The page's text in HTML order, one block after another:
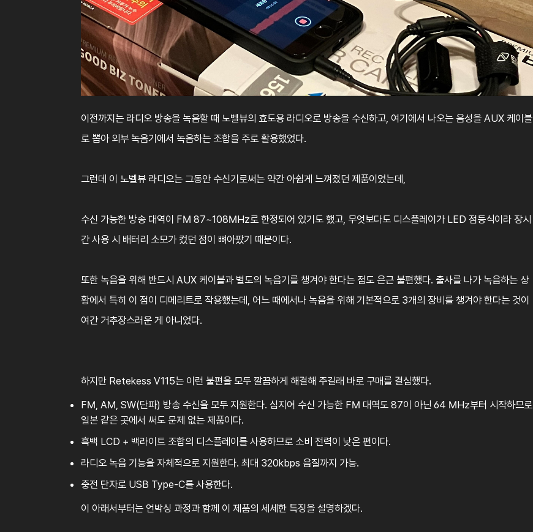
이전까지는 라디오 방송을 녹음할 때 노벨뷰의 효도용 라디오로 방송을 수신하고, 여기에서 나오는 음성을 AUX 케이블
로 뽑아 외부 녹음기에서 녹음하는 조합을 주로 활용했었다.
그런데 이 노벨뷰 라디오는 그동안 수신기로써는 약간 아쉽게 느껴졌던 제품이었는데,
수신 가능한 방송 대역이 FM 87~108MHz로 한정되어 있기도 했고, 무엇보다도 디스플레이가 LED 점등식이라 장시
간 사용 시 배터리 소모가 컸던 점이 뼈아팠기 때문이다.
또한 녹음을 위해 반드시 AUX 케이블과 별도의 녹음기를 챙겨야 한다는 점도 은근 불편했다. 출사를 나가 녹음하는 상
황에서 특히 이 점이 디메리트로 작용했는데, 어느 때에서나 녹음을 위해 기본적으로 3개의 장비를 챙겨야 한다는 것이
여간 거추장스러운 게 아니었다.
하지만 Retekess V115는 이런 불편을 모두 깔끔하게 해결해 주길래 바로 구매를 결심했다.
FM, AM, SW(단파) 방송 수신을 모두 지원한다. 심지어 수신 가능한 FM 대역도 87이 아닌 64 MHz부터 시작하므로
일본 같은 곳에서 써도 문제 없는 제품이다.
흑백 LCD + 백라이트 조합의 디스플레이를 사용하므로 소비 전력이 낮은 편이다.
라디오 녹음 기능을 자체적으로 지원한다. 최대 320kbps 음질까지 가능.
충전 단자로 USB Type-C를 사용한다.
이 아래서부터는 언박싱 과정과 함께 이 제품의 세세한 특징을 설명하겠다.